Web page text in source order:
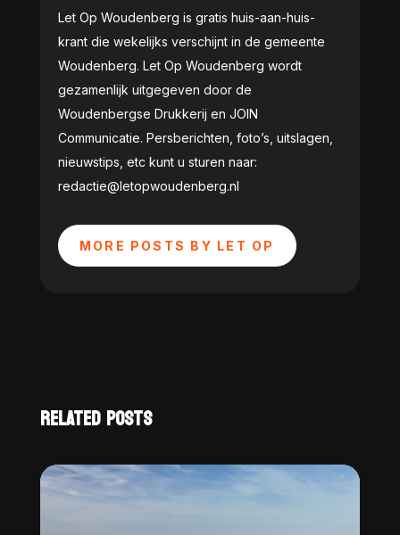
Let Op Woudenberg is gratis huis-aan-huis-
krant die wekelijks verschijnt in de gemeente
Woudenberg. Let Op Woudenberg wordt
gezamenlijk uitgegeven door de
Woudenbergse Drukkerij en JOIN
Communicatie. Persberichten, foto’s, uitslagen,
nieuwstips, etc kunt u sturen naar:
redactie@letopwoudenberg.nl
MORE POSTS BY LET OP
RELATED POSTS